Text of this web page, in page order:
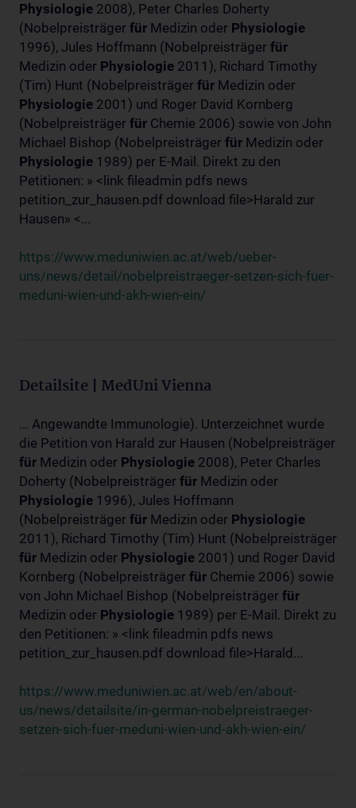
Physiologie 2008), Peter Charles Doherty
(Nobelpreisträger für Medizin oder Physiologie
1996), Jules Hoffmann (Nobelpreisträger für
Medizin oder Physiologie 2011), Richard Timothy
(Tim) Hunt (Nobelpreisträger für Medizin oder
Physiologie 2001) und Roger David Kornberg
(Nobelpreisträger für Chemie 2006) sowie von John
Michael Bishop (Nobelpreisträger für Medizin oder
Physiologie 1989) per E-Mail. Direkt zu den
Petitionen: » <link fileadmin pdfs news
petition_zur_hausen.pdf download file>Harald zur
Hausen» <...
https://www.meduniwien.ac.at/web/ueber-
uns/news/detail/nobelpreistraeger-setzen-sich-fuer-
meduni-wien-und-akh-wien-ein/
Detailsite | MedUni Vienna
... Angewandte Immunologie). Unterzeichnet wurde
die Petition von Harald zur Hausen (Nobelpreisträger
für Medizin oder Physiologie 2008), Peter Charles
Doherty (Nobelpreisträger für Medizin oder
Physiologie 1996), Jules Hoffmann
(Nobelpreisträger für Medizin oder Physiologie
2011), Richard Timothy (Tim) Hunt (Nobelpreisträger
für Medizin oder Physiologie 2001) und Roger David
Kornberg (Nobelpreisträger für Chemie 2006) sowie
von John Michael Bishop (Nobelpreisträger für
Medizin oder Physiologie 1989) per E-Mail. Direkt zu
den Petitionen: » <link fileadmin pdfs news
petition_zur_hausen.pdf download file>Harald...
https://www.meduniwien.ac.at/web/en/about-
us/news/detailsite/in-german-nobelpreistraeger-
setzen-sich-fuer-meduni-wien-und-akh-wien-ein/